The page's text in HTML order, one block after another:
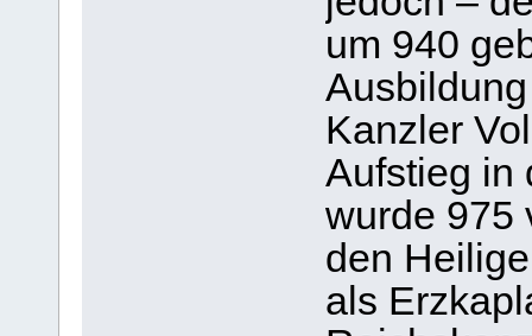
um 940
Kanzler
Aufstieg in
wurde 975
den
als